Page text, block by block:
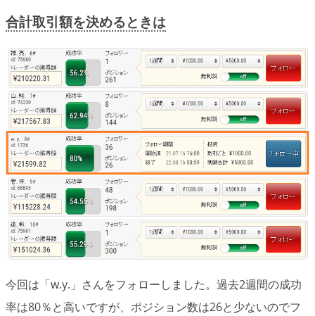
シグナルはダマシに注意
負けそうなときは損切り
攻略法まとめ
ローソク足チャート
移動平均線
トレンド順張り
MACD
RSI
合計取引額を決めるときは
今回は「w.y.」さんをフォローしました。過去2週間の成功
率は80％と高いですが、ポジション数は26と少ないのでフ